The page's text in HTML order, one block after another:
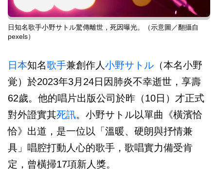
日知名歌手小野サトル驚傳離世，死因曝光。（示意圖／翻攝自
pexels）
日本知名歌手兼創作人小野サトル （本名小野
覚）於2023年3月24日因肺炎不幸逝世，享壽
62歲。他的唱片出版公司於昨（10日）才正式
對外證實其死訊。小野サトル以單曲《橫濱恰
恰》出道，是一位以「溫暖、硬朗與抒情兼
具」唱腔打動人心的歌手，歌唱實力備受肯
定，曾橫掃17項新人獎。